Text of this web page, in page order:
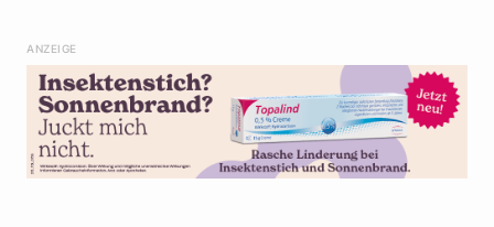
ANZEIGE